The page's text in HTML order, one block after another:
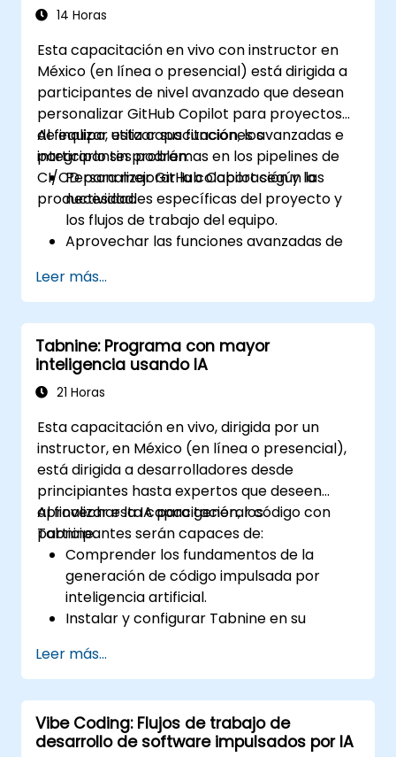
14 Horas
Esta capacitación en vivo con instructor en
México (en línea o presencial) está dirigida a
participantes de nivel avanzado que desean
personalizar GitHub Copilot para proyectos
de equipo, utilizar sus funciones avanzadas e
integrarlo sin problemas en los pipelines de
CI/CD para mejorar la colaboración y la
productividad.
Al finalizar esta capacitación, los
participantes podrán:
Personalizar GitHub Copilot según las
necesidades específicas del proyecto y
los flujos de trabajo del equipo.
Aprovechar las funciones avanzadas de
complejas.
Integrar GitHub Copilot en pipelines de
CI/CD y entornos colaborativos.
Optimizar la colaboración del equipo
mediante herramientas con inteligencia
artificial.
configuración y permisos de Copilot de
manera efectiva.
Leer más...
Tabnine: Programa con mayor
inteligencia usando IA
21 Horas
Esta capacitación en vivo, dirigida por un
instructor, en México (en línea o presencial),
está dirigida a desarrolladores desde
principiantes hasta expertos que deseen
aprovechar la IA para generar código con
Tabnine.
Al finalizar esta capacitación, los
participantes serán capaces de:
Comprender los fundamentos de la
generación de código impulsada por
inteligencia artificial.
Instalar y configurar Tabnine en su
Utilizar Tabnine para completar código
de manera eficiente y corregir errores.
Crear y entrenar modelos de IA
personalizados con Tabnine para tareas
especializadas.
Leer más...
Vibe Coding: Flujos de trabajo de
desarrollo de software impulsados por IA